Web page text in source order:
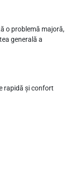
o problemă majoră,
generală a
rapidă și confort